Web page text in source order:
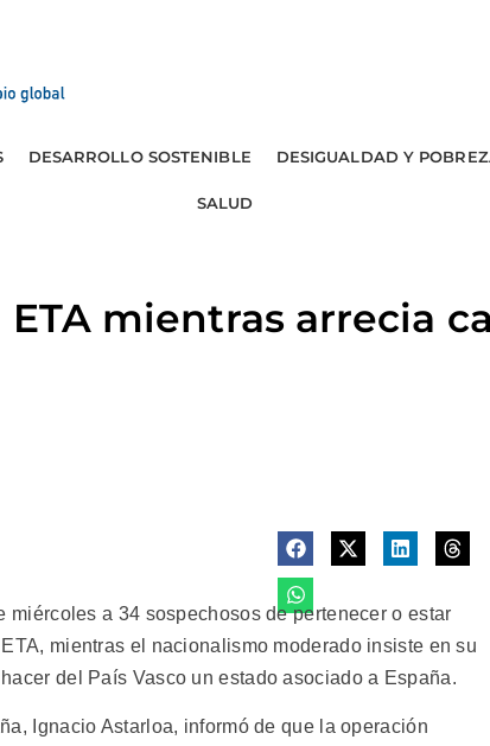
DESARROLLO SOSTENIBLE DESIGUALDAD Y
SALUD
ETA mientras arrecia
a 34 sospechosos de pertenecer o estar
mientras el nacionalismo moderado insiste en su
del País Vasco un estado asociado a España.
Ignacio Astarloa, informó de que la operación